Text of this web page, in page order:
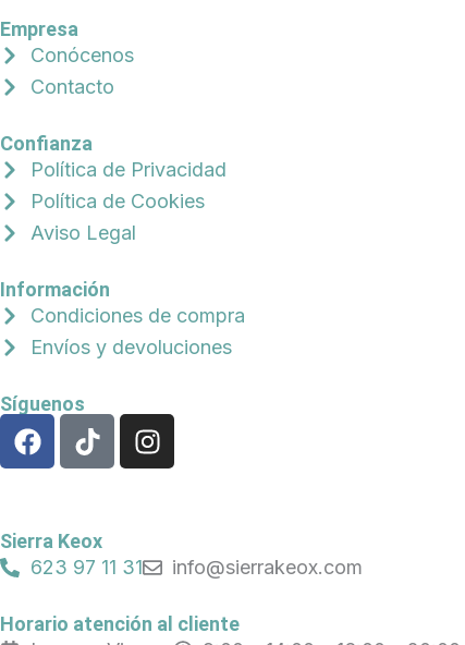
Empresa
Conócenos
Contacto
Confianza
Política de Privacidad
Política de Cookies
Aviso Legal
Información
Condiciones de compra
Envíos y devoluciones
Síguenos
F
a
b
o
k
T
i
o
k
I
n
g
a
Sierra Keox
623 97 11 31
info@sierrakeox.com
Horario atención al cliente